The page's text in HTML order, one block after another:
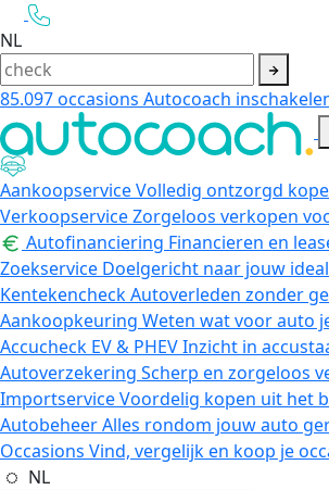
NL
85.097occasions Autocoach
AankoopserviceVolledig ontzorgd
VerkoopserviceZorgeloos verkopen
Autofinanciering Financieren en
Zoekservice Doelgericht naar jouw
KentekencheckAutoverleden zonder
Aankoopkeuring Weten wat voor auto
Accucheck EV & PHEVInzicht in
Autoverzekering Scherp en zorgeloos
ImportserviceVoordelig kopen uit het
AutobeheerAlles rondom jouw auto
Occasions Vind, vergelijk en koop je
NL